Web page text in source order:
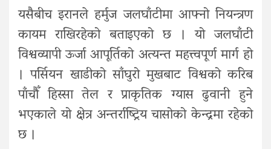
यसैबीच इरानले हर्मुज जलघाँटीमा आफ्नो नियन्त्रण
कायम राखिरहेको बताइएको छ । यो जलघाँटी
विश्वव्यापी ऊर्जा आपूर्तिको अत्यन्त महत्त्वपूर्ण मार्ग हो
। पर्सियन खाडीको साँघुरो मुखबाट विश्वको करिब
पाँचौँ हिस्सा तेल र प्राकृतिक ग्यास ढुवानी हुने
भएकाले यो क्षेत्र अन्तर्राष्ट्रिय चासोको केन्द्रमा रहेको
छ ।